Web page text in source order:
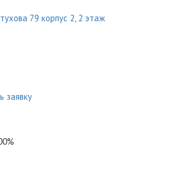
79 корпус 2, 2 этаж
заявку